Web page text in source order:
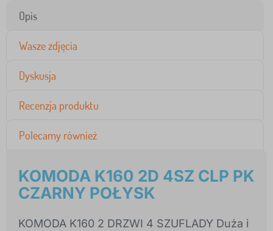
Opis
Wasze zdjęcia
Dyskusja
Recenzja produktu
Polecamy również
KOMODA K160 2D 4SZ CLP PK
CZARNY POŁYSK
KOMODA K160 2 DRZWI 4 SZUFLADY Duża i